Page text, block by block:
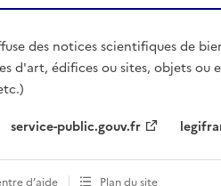
des notices scientifiques de
d'art, édifices ou sites, objets ou
service-public.gouv.fr
d’aide Plan du site